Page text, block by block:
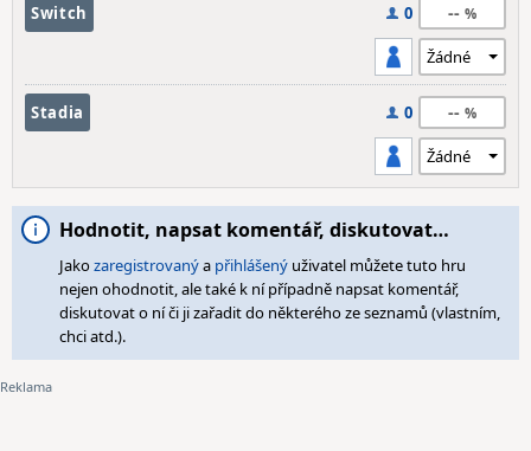
Switch 0 --
Stadia 0 --
Hodnotit, napsat komentář, diskutovat…
Jakozaregistrovanýa přihlášený uživatel můžete tuto hru
nejen ohodnotit, ale také k ní případně napsat komentář,
diskutovat o ní či ji zařadit do některého ze seznamů (vlastním,
chci atd.).